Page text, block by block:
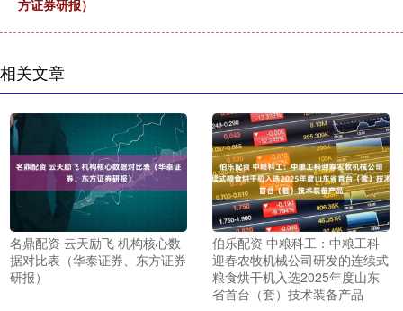
方证券研报）
相关文章
名鼎配资 云天励飞 机构核心数
据对比表（华泰证券、东方证券
研报）
伯乐配资 中粮科工：中粮工科
迎春农牧机械公司研发的连续式
粮食烘干机入选2025年度山东
省首台（套）技术装备产品